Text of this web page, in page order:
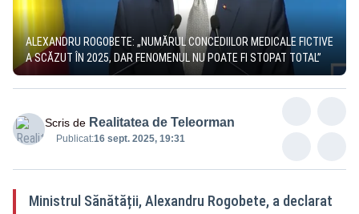
ALEXANDRU ROGOBETE: „NUMĂRUL CONCEDIILOR MEDICALE FICTIVE
A SCĂZUT ÎN 2025, DAR FENOMENUL NU POATE FI STOPAT TOTAL”
Scris de Realitatea de Teleorman
Publicat:16 sept. 2025, 19:31
Ministrul Sănătății, Alexandru Rogobete, a declarat